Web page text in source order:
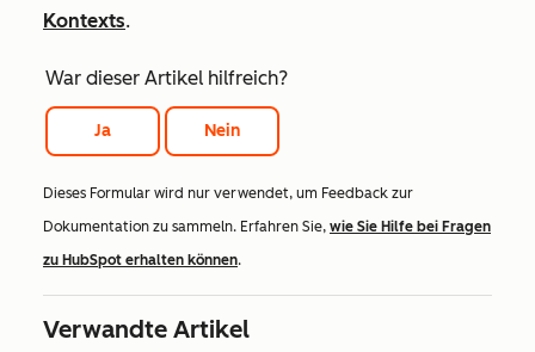
Kontexts.
War dieser Artikel hilfreich?
Ja Nein
Dieses Formular wird nur verwendet, um Feedback zur
Dokumentation zu sammeln. Erfahren Sie, wie Sie Hilfe bei Fragen
zu HubSpot erhalten können.
Verwandte Artikel